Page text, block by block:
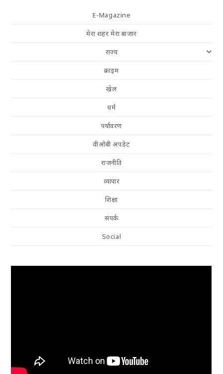
E-Magazine
मेरा शहर मेरा बाजार
राज्य
क्राइम
खेल
धर्म
पर्यावरण
वीओबी अपडेट
राजनीति
व्यापार
शिक्षा
संपर्क
Social